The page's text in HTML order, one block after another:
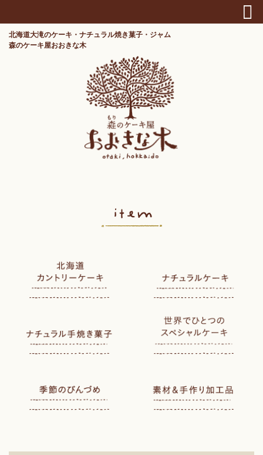
北海道大滝のケーキ・ナチュラル焼き菓子・ジャム
森のケーキ屋おおきな木